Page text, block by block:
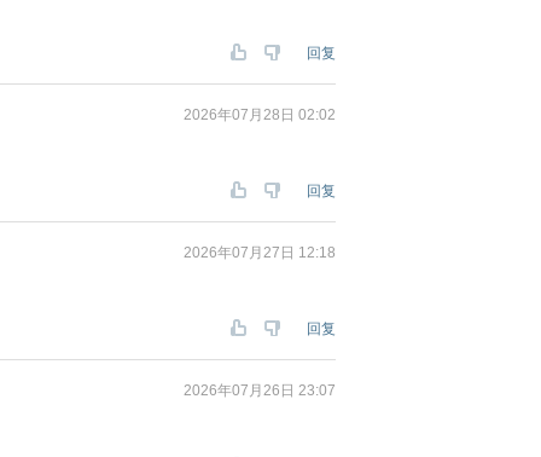
回复
2026年07月28日 02:02
回复
2026年07月27日 12:18
回复
2026年07月26日 23:07